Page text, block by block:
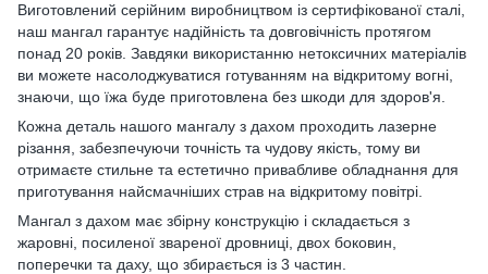
Виготовлений серійним виробництвом із сертифікованої сталі,
наш мангал гарантує надійність та довговічність протягом
понад 20 років. Завдяки використанню нетоксичних матеріалів
ви можете насолоджуватися готуванням на відкритому вогні,
знаючи, що їжа буде приготовлена ​​без шкоди для здоров'я.
Кожна деталь нашого мангалу з дахом проходить лазерне
різання, забезпечуючи точність та чудову якість, тому ви
отримаєте стильне та естетично привабливе обладнання для
приготування найсмачніших страв на відкритому повітрі.
Мангал з дахом має збірну конструкцію і складається з
жаровні, посиленої звареної дровниці, двох боковин,
поперечки та даху, що збирається із 3 частин.